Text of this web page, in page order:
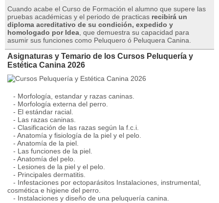
Cuando acabe el Curso de Formación el alumno que supere las
pruebas académicas y el periodo de practicas recibirá un
diploma acreditativo de su condición, expedido y
homologado por Idea , que demuestra su capacidad para
asumir sus funciones como Peluquero ó Peluquera Canina.
Asignaturas y Temario de los Cursos Peluquería y
Estética Canina 2026
- Morfología, estandar y razas caninas.
- Morfología externa del perro.
- El estándar racial.
- Las razas caninas.
- Clasificación de las razas según la f.c.i.
- Anatomía y fisiología de la piel y el pelo.
- Anatomía de la piel.
- Las funciones de la piel.
- Anatomía del pelo.
- Lesiones de la piel y el pelo.
- Principales dermatitis.
- Infestaciones por ectoparásitos Instalaciones, instrumental,
cosmética e higiene del perro.
- Instalaciones y diseño de una peluquería canina.